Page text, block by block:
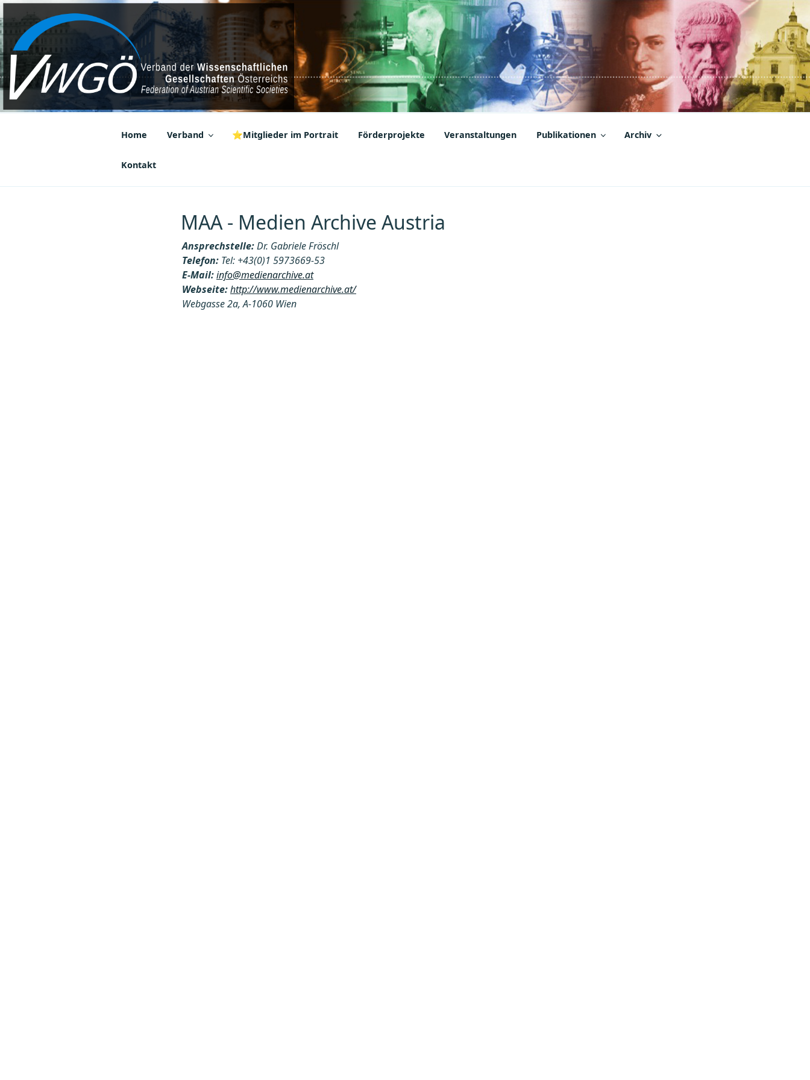
Zum
Inhalt
springen
VWGÖ
Federation of Austrian Scientific Societies
Home Verband ⭐Mitglieder im Portrait Förderprojekte Veranstaltungen Publikationen Archiv
Kontakt
MAA - Medien Archive Austria
Ansprechstelle:Dr. Gabriele Fröschl
Telefon: Tel: +43(0)1 5973669-53
E-Mail:info@medienarchive.at
Webseite:http://www.medienarchive.at/
Webgasse 2a, A-1060 Wien